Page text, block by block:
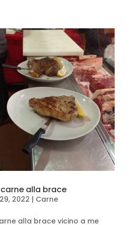
alla brace
2022 | Carne
alla brace vicino a me